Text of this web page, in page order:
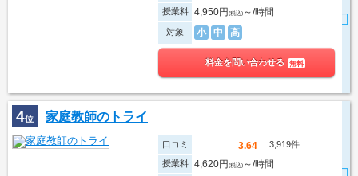
授業料
4,950円(税込) ～/時間
対象 小 中 高
料金を問い合わせる 無料
4位 家庭教師のトライ
口コミ 3.64
3,919件
授業料
4,620円(税込) ～/時間